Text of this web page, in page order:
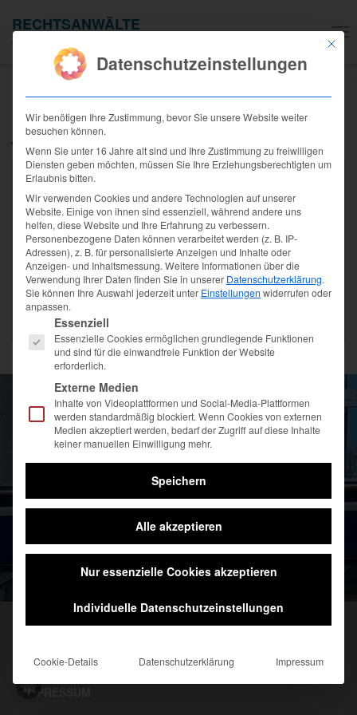
RECHTSANWÄLTE
JAROFKE & BRANDT-JAROFKE
hammer-horizontal-court-
justice-right-law-2
IMPRESSUM
Mit
Datenschutzeinstellungen
Wir benötigen Ihre Zustimmung, bevor Sie unsere Website weiter
besuchen können.
Wenn Sie unter 16 Jahre alt sind und Ihre Zustimmung zu freiwilligen
Diensten geben möchten, müssen Sie Ihre Erziehungsberechtigten um
Erlaubnis bitten.
Wir verwenden Cookies und andere Technologien auf unserer
Website. Einige von ihnen sind essenziell, während andere uns
helfen, diese Website und Ihre Erfahrung zu verbessern.
Personenbezogene Daten können verarbeitet werden (z. B. IP-
Adressen), z. B. für personalisierte Anzeigen und Inhalte oder
Anzeigen- und Inhaltsmessung. Weitere Informationen über die
Verwendung Ihrer Daten finden Sie in unserer Datenschutzerklärung.
Sie können Ihre Auswahl jederzeit unter Einstellungen widerrufen oder
anpassen.
Es folgt eine Liste der Service-Gruppen, für die eine
Essenziell
Essenzielle Cookies ermöglichen grundlegende Funktionen
und sind für die einwandfreie Funktion der Website
erforderlich.
Externe Medien
Inhalte von Videoplattformen und Social-Media-Plattformen
werden standardmäßig blockiert. Wenn Cookies von externen
Medien akzeptiert werden, bedarf der Zugriff auf diese Inhalte
keiner manuellen Einwilligung mehr.
Speichern
Alle akzeptieren
Nur essenzielle Cookies akzeptieren
Individuelle Datenschutzeinstellungen
Cookie-Details Datenschutzerklärung Impressum